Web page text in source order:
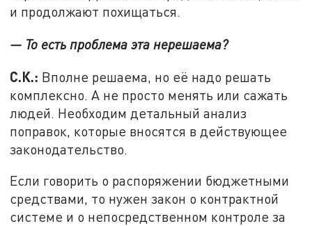
и продолжают похищаться.
— То есть проблема эта нерешаема?
С.К.: Вполне решаема, но её надо решать
комплексно. А не просто менять или сажать
людей. Необходим детальный анализ
поправок, которые вносятся в действующее
законодательство.
Если говорить о распоряжении бюджетными
средствами, то нужен закон о контрактной
системе и о непосредственном контроле за